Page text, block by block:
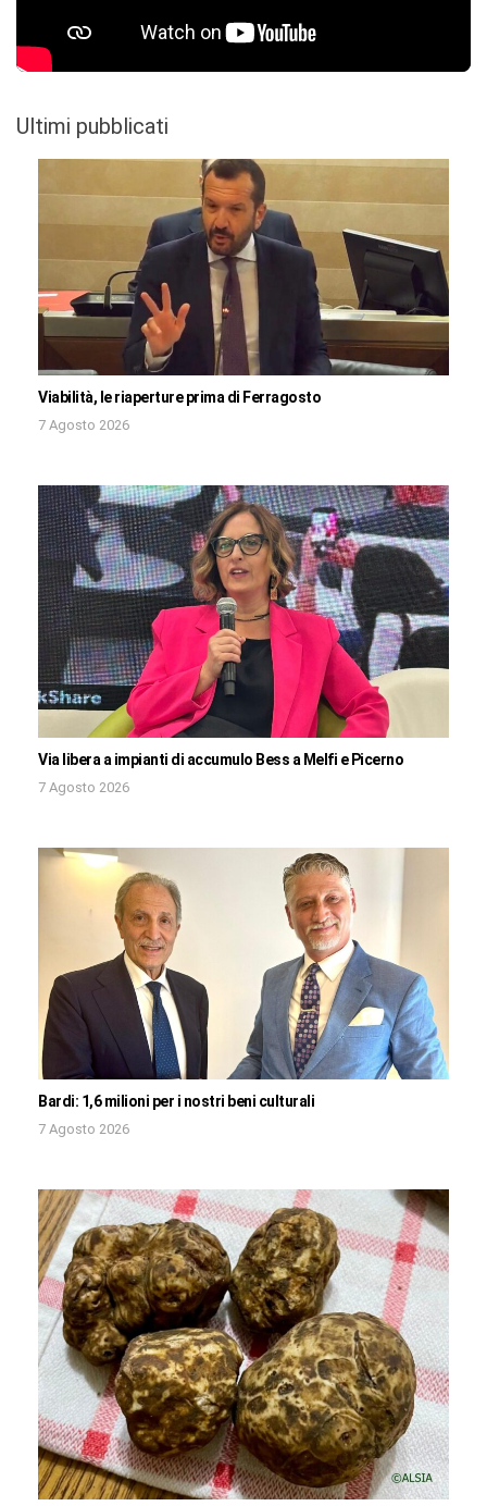
Ultimi pubblicati
Viabilità, le riaperture prima di Ferragosto
7 Agosto 2026
Via libera a impianti di accumulo Bess a Melfi e Picerno
7 Agosto 2026
Bardi: 1,6 milioni per i nostri beni culturali
7 Agosto 2026